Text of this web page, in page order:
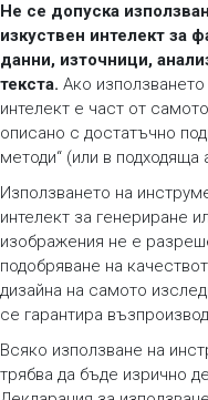
Не се допуска
изкуствен интелект за
данни, източници,
текста. Ако
интелект е част от
описано с достатъчно
методи“ (или в подходяща
Използването на
интелект за генериране
изображения не е
подобряване на
дизайна на самото
се гарантира
Всяко използване на
трябва да бъде изрично